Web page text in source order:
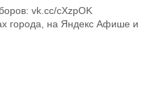
vk.cc/cXzpOK
города, на Яндекс Афише и